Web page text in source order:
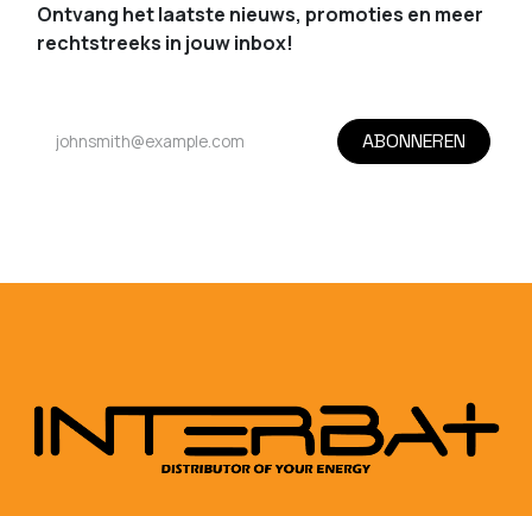
Ontvang het laatste nieuws, promoties en meer
rechtstreeks in jouw inbox!
ABONNEREN